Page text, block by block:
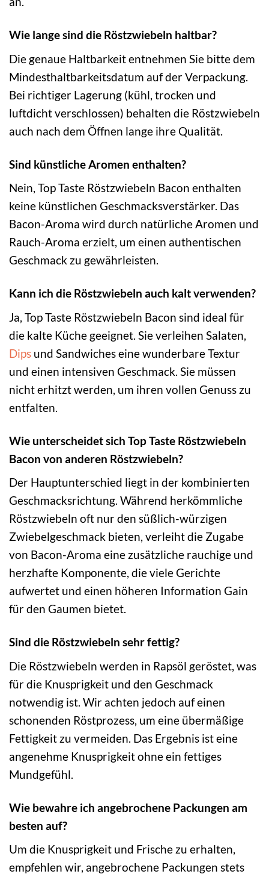
Wie lange sind die Röstzwiebeln haltbar?
Die genaue Haltbarkeit entnehmen Sie bitte dem
Mindesthaltbarkeitsdatum auf der Verpackung.
Bei richtiger Lagerung (kühl, trocken und
luftdicht verschlossen) behalten die Röstzwiebeln
auch nach dem Öffnen lange ihre Qualität.
Sind künstliche Aromen enthalten?
Nein, Top Taste Röstzwiebeln Bacon enthalten
keine künstlichen Geschmacksverstärker. Das
Bacon-Aroma wird durch natürliche Aromen und
Rauch-Aroma erzielt, um einen authentischen
Geschmack zu gewährleisten.
Kann ich die Röstzwiebeln auch kalt verwenden?
Ja, Top Taste Röstzwiebeln Bacon sind ideal für
die kalte Küche geeignet. Sie verleihen Salaten,
Dips und Sandwiches eine wunderbare Textur
und einen intensiven Geschmack. Sie müssen
nicht erhitzt werden, um ihren vollen Genuss zu
entfalten.
Wie unterscheidet sich Top Taste Röstzwiebeln
Bacon von anderen Röstzwiebeln?
Der Hauptunterschied liegt in der kombinierten
Geschmacksrichtung. Während herkömmliche
Röstzwiebeln oft nur den süßlich-würzigen
Zwiebelgeschmack bieten, verleiht die Zugabe
von Bacon-Aroma eine zusätzliche rauchige und
herzhafte Komponente, die viele Gerichte
aufwertet und einen höheren Information Gain
für den Gaumen bietet.
Sind die Röstzwiebeln sehr fettig?
Die Röstzwiebeln werden in Rapsöl geröstet, was
für die Knusprigkeit und den Geschmack
notwendig ist. Wir achten jedoch auf einen
schonenden Röstprozess, um eine übermäßige
Fettigkeit zu vermeiden. Das Ergebnis ist eine
angenehme Knusprigkeit ohne ein fettiges
Mundgefühl.
Wie bewahre ich angebrochene Packungen am
besten auf?
Um die Knusprigkeit und Frische zu erhalten,
empfehlen wir, angebrochene Packungen stets